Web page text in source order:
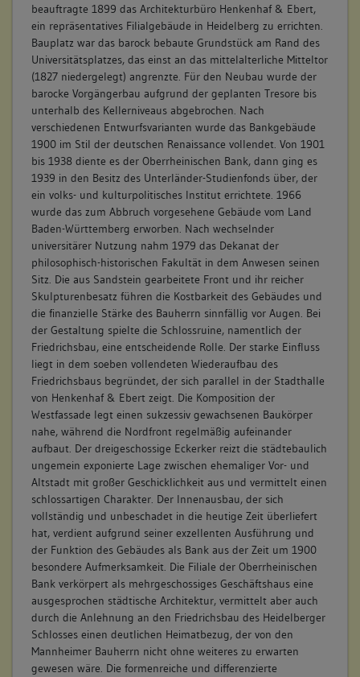
beauftragte 1899 das Architekturbüro Henkenhaf & Ebert,
ein repräsentatives Filialgebäude in Heidelberg zu errichten.
Bauplatz war das barock bebaute Grundstück am Rand des
Universitätsplatzes, das einst an das mittelalterliche Mitteltor
(1827 niedergelegt) angrenzte. Für den Neubau wurde der
barocke Vorgängerbau aufgrund der geplanten Tresore bis
unterhalb des Kellerniveaus abgebrochen. Nach
verschiedenen Entwurfsvarianten wurde das Bankgebäude
1900 im Stil der deutschen Renaissance vollendet. Von 1901
bis 1938 diente es der Oberrheinischen Bank, dann ging es
1939 in den Besitz des Unterländer-Studienfonds über, der
ein volks- und kulturpolitisches Institut errichtete. 1966
wurde das zum Abbruch vorgesehene Gebäude vom Land
Baden-Württemberg erworben. Nach wechselnder
universitärer Nutzung nahm 1979 das Dekanat der
philosophisch-historischen Fakultät in dem Anwesen seinen
Sitz. Die aus Sandstein gearbeitete Front und ihr reicher
Skulpturenbesatz führen die Kostbarkeit des Gebäudes und
die finanzielle Stärke des Bauherrn sinnfällig vor Augen. Bei
der Gestaltung spielte die Schlossruine, namentlich der
Friedrichsbau, eine entscheidende Rolle. Der starke Einfluss
liegt in dem soeben vollendeten Wiederaufbau des
Friedrichsbaus begründet, der sich parallel in der Stadthalle
von Henkenhaf & Ebert zeigt. Die Komposition der
Westfassade legt einen sukzessiv gewachsenen Baukörper
nahe, während die Nordfront regelmäßig aufeinander
aufbaut. Der dreigeschossige Eckerker reizt die städtebaulich
ungemein exponierte Lage zwischen ehemaliger Vor- und
Altstadt mit großer Geschicklichkeit aus und vermittelt einen
schlossartigen Charakter. Der Innenausbau, der sich
vollständig und unbeschadet in die heutige Zeit überliefert
hat, verdient aufgrund seiner exzellenten Ausführung und
der Funktion des Gebäudes als Bank aus der Zeit um 1900
besondere Aufmerksamkeit. Die Filiale der Oberrheinischen
Bank verkörpert als mehrgeschossiges Geschäftshaus eine
ausgesprochen städtische Architektur, vermittelt aber auch
durch die Anlehnung an den Friedrichsbau des Heidelberger
Schlosses einen deutlichen Heimatbezug, der von den
Mannheimer Bauherrn nicht ohne weiteres zu erwarten
gewesen wäre. Die formenreiche und differenzierte